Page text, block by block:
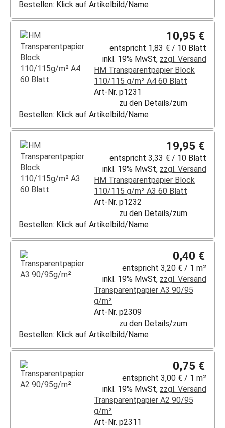
Bestellen: Klick auf Artikelbild/Name
10,95 €
entspricht 1,83 € / 10 Blatt
inkl. 19% MwSt, zzgl. Versand
HM Transparentpapier Block
110/115 g/m² A4 60 Blatt
Art-Nr. p1231
zu den Details/zum
Bestellen: Klick auf Artikelbild/Name
19,95 €
entspricht 3,33 € / 10 Blatt
inkl. 19% MwSt, zzgl. Versand
HM Transparentpapier Block
110/115 g/m² A3 60 Blatt
Art-Nr. p1232
zu den Details/zum
Bestellen: Klick auf Artikelbild/Name
0,40 €
entspricht 3,20 € / 1 m²
inkl. 19% MwSt, zzgl. Versand
Transparentpapier A3 90/95
g/m²
Art-Nr. p2309
zu den Details/zum
Bestellen: Klick auf Artikelbild/Name
0,75 €
entspricht 3,00 € / 1 m²
inkl. 19% MwSt, zzgl. Versand
Transparentpapier A2 90/95
g/m²
Art-Nr. p2311